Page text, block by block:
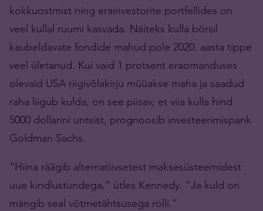
kokkuostmist ning erainvestorite portfellides on
veel kullal ruumi kasvada. Näiteks kulla börsil
kaubeldavate fondide mahud pole 2020. aasta tippe
veel ületanud. Kui vaid 1 protsent eraomanduses
olevaid USA riigivõlakirju müüakse maha ja saadud
raha liigub kulda, on see piisav, et viia kulla hind
5000 dollarini untsist, prognoosib investeerimispank
Goldman Sachs.
“Hiina räägib alternatiivsetest maksesüsteemidest
uue kindlustundega,” ütles Kennedy. “Ja kuld on
mängib seal võtmetähtsusega rolli.”